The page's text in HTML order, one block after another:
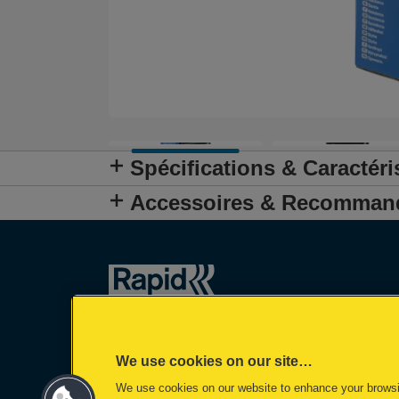
Spécifications &
Accessoires &
We use cookies on our site…
We use cookies on our website to enhance your